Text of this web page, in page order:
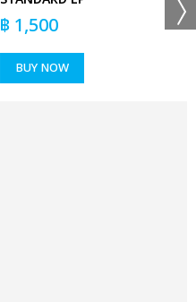
฿ 1,500
BUY NOW